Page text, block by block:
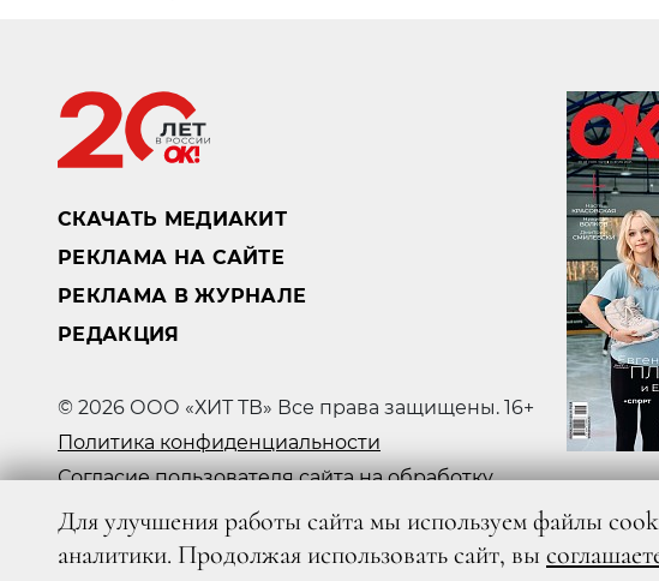
СКАЧАТЬ МЕДИАКИТ
РЕКЛАМА НА САЙТЕ
РЕКЛАМА В ЖУРНАЛЕ
РЕДАКЦИЯ
© 2026 ООО «ХИТ ТВ» Все права защищены. 16+
Политика конфиденциальности
Согласие пользователя сайта на обработку
Для улучшения работы сайта мы используем файлы
аналитики. Продолжая использовать сайт, вы